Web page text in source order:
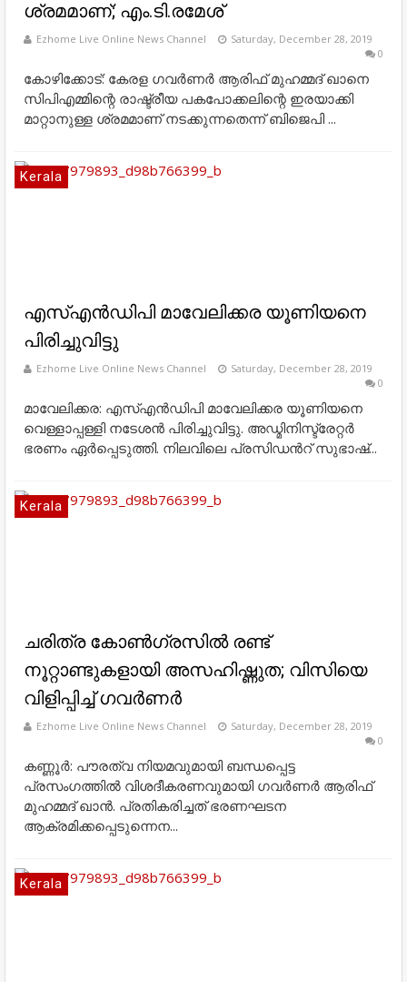
ശ്രമമാണ്; എം.ടി.രമേശ്
Ezhome Live Online News Channel
Saturday, December 28, 2019
0
കോഴിക്കോട്: കേരള ഗവര്‍ണര്‍ ആരിഫ് മുഹമ്മദ് ഖാനെ
സിപിഎമ്മിന്റെ രാഷ്ട്രീയ പകപോക്കലിന്റെ ഇരയാക്കി
മാറ്റാനുള്ള ശ്രമമാണ് നടക്കുന്നതെന്ന് ബിജെപി ...
Kerala
എസ്എൻഡിപി മാവേലിക്കര യൂണിയനെ
പിരിച്ചുവിട്ടു
Ezhome Live Online News Channel
Saturday, December 28, 2019
0
മാവേലിക്കര: എസ്എൻഡിപി മാവേലിക്കര യൂണിയനെ
വെള്ളാപ്പള്ളി നടേശൻ പിരിച്ചുവിട്ടു. അഡ്മിനിസ്ട്രേറ്റർ
ഭരണം ഏർപ്പെടുത്തി. നിലവിലെ പ്രസിഡൻറ് സുഭാഷ്...
Kerala
ചരിത്ര കോണ്‍ഗ്രസിൽ രണ്ട്
നൂറ്റാണ്ടുകളായി അസഹിഷ്ണുത; വിസിയെ
വിളിപ്പിച്ച് ഗവര്‍ണര്‍
Ezhome Live Online News Channel
Saturday, December 28, 2019
0
കണ്ണൂർ: പൗരത്വ നിയമവുമായി ബന്ധപ്പെട്ട
പ്രസംഗത്തില്‍ വിശദീകരണവുമായി ഗവര്‍ണര്‍ ആരിഫ്
മുഹമ്മദ് ഖാൻ. പ്രതികരിച്ചത് ഭരണഘടന
ആക്രമിക്കപ്പെടുന്നെന...
Kerala